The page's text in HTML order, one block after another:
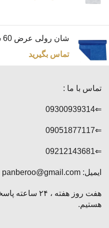
شان رولی عرض 60 سانت
تماس بگیرید
تماس با ما :
⇐09300939314
⇐09051877117
⇐09212143681
ایمیل: panberoo@gmail.com
هفت روز هفته ، ۲۴
هستیم.